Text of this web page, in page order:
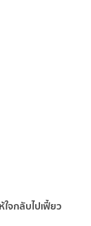
จกลับไปเฟี้ยว